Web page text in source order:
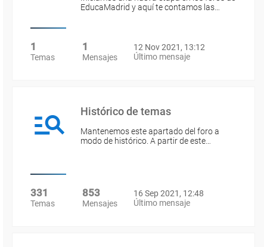
EducaMadrid y aquí te contamos las…
1
Temas
1
Mensajes
12 Nov 2021, 13:12
Último mensaje
Histórico de temas
Mantenemos este apartado del foro a
modo de histórico. A partir de este…
331
Temas
853
Mensajes
16 Sep 2021, 12:48
Último mensaje